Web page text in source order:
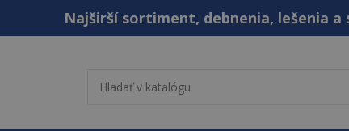
Najširší sortiment, debnenia, lešenia